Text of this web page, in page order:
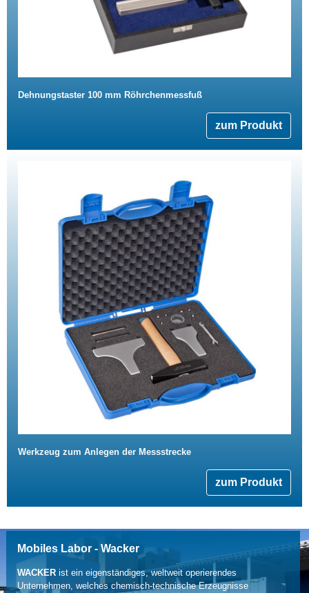
Dehnungstaster 100 mm Röhrchenmessfuß
zum Produkt
Werkzeug zum Anlegen der Messstrecke
zum Produkt
Mobiles Labor - Wacker
WACKERist ein eigenständiges, weltweit operierendes
Unternehmen, welches chemisch-technische Erzeugnisse